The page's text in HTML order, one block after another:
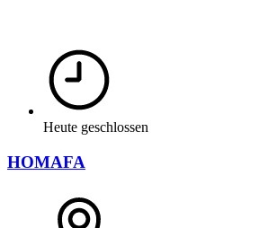
Heute geschlossen
HOMAFA